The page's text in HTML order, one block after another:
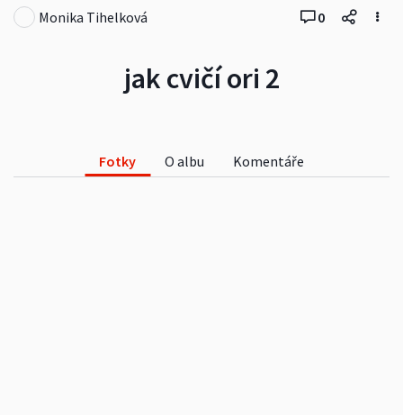
jak cvičí ori 2
Monika Tihelková 0
Fotky O albu Komentáře